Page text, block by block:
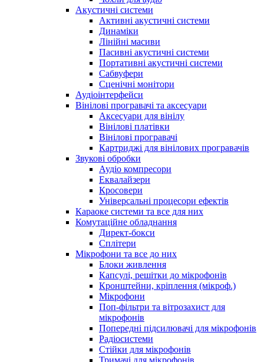
Акустичні системи
Активні акустичні системи
Динаміки
Лінійні масиви
Пасивні акустичні системи
Портативні акустичні системи
Сабвуфери
Сценічні монітори
Аудіоінтерфейси
Вінілові програвачі та аксесуари
Аксесуари для вінілу
Вінілові платівки
Вінілові програвачі
Картриджі для вінілових програвачів
Звукові обробки
Аудіо компресори
Еквалайзери
Кросовери
Універсальні процесори ефектів
Караоке системи та все для них
Комутаційне обладнання
Директ-бокси
Сплітери
Мікрофони та все до них
Блоки живлення
Капсулі, решітки до мікрофонів
Кронштейни, кріплення (мікроф.)
Мікрофони
Поп-фільтри та вітрозахист для
мікрофонів
Попередні підсилювачі для мікрофонів
Радіосистеми
Стійки для мікрофонів
Тримачі для мікрофонів